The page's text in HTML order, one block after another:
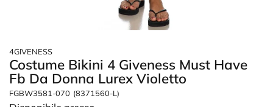
4GIVENESS
Costume Bikini 4 Giveness Must Have
Fb Da Donna Lurex Violetto
FGBW3581-070 (8371560-L)